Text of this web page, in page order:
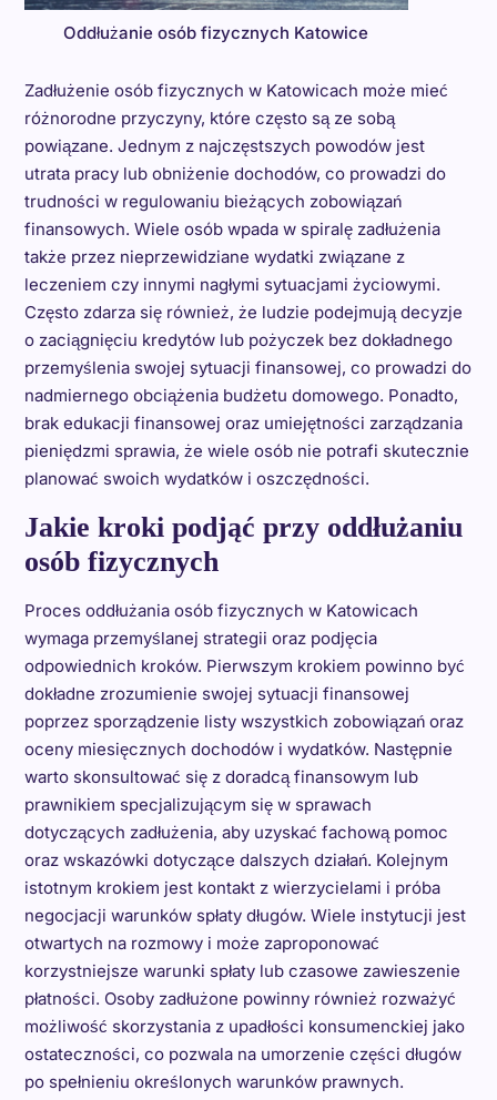
Oddłużanie osób fizycznych Katowice
Zadłużenie osób fizycznych w Katowicach może mieć
różnorodne przyczyny, które często są ze sobą
powiązane. Jednym z najczęstszych powodów jest
utrata pracy lub obniżenie dochodów, co prowadzi do
trudności w regulowaniu bieżących zobowiązań
finansowych. Wiele osób wpada w spiralę zadłużenia
także przez nieprzewidziane wydatki związane z
leczeniem czy innymi nagłymi sytuacjami życiowymi.
Często zdarza się również, że ludzie podejmują decyzje
o zaciągnięciu kredytów lub pożyczek bez dokładnego
przemyślenia swojej sytuacji finansowej, co prowadzi do
nadmiernego obciążenia budżetu domowego. Ponadto,
brak edukacji finansowej oraz umiejętności zarządzania
pieniędzmi sprawia, że wiele osób nie potrafi skutecznie
planować swoich wydatków i oszczędności.
Jakie kroki podjąć przy oddłużaniu
osób fizycznych
Proces oddłużania osób fizycznych w Katowicach
wymaga przemyślanej strategii oraz podjęcia
odpowiednich kroków. Pierwszym krokiem powinno być
dokładne zrozumienie swojej sytuacji finansowej
poprzez sporządzenie listy wszystkich zobowiązań oraz
oceny miesięcznych dochodów i wydatków. Następnie
warto skonsultować się z doradcą finansowym lub
prawnikiem specjalizującym się w sprawach
dotyczących zadłużenia, aby uzyskać fachową pomoc
oraz wskazówki dotyczące dalszych działań. Kolejnym
istotnym krokiem jest kontakt z wierzycielami i próba
negocjacji warunków spłaty długów. Wiele instytucji jest
otwartych na rozmowy i może zaproponować
korzystniejsze warunki spłaty lub czasowe zawieszenie
płatności. Osoby zadłużone powinny również rozważyć
możliwość skorzystania z upadłości konsumenckiej jako
ostateczności, co pozwala na umorzenie części długów
po spełnieniu określonych warunków prawnych.